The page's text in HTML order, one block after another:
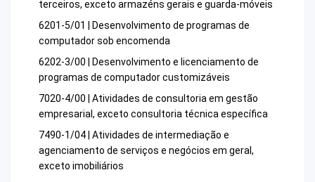
terceiros, exceto armazéns gerais e guarda-móveis
6201-5/01 | Desenvolvimento de programas de
computador sob encomenda
6202-3/00 | Desenvolvimento e licenciamento de
programas de computador customizáveis
7020-4/00 | Atividades de consultoria em gestão
empresarial, exceto consultoria técnica específica
7490-1/04 | Atividades de intermediação e
agenciamento de serviços e negócios em geral,
exceto imobiliários